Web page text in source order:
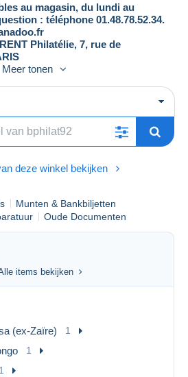
au magasin, du lundi au
: téléphone 01.48.78.52.34.
Philatélie, 7, rue de
par la Maison Calves,
1957. Tous nos timbres
Meer tonen
deze winkel bekijken
Munten & Bankbiljetten
Oude Documenten
items bekijken
(ex-Zaïre) 1
1
1